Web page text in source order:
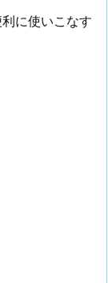
に使いこなす